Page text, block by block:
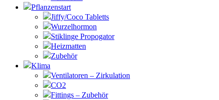
Pflanzenstart
Jiffy/Coco Tabletts
Wurzelhormon
Stiklinge Propogator
Heizmatten
Zubehör
Klima
Ventilatoren – Zirkulation
CO2
Fittings – Zubehör